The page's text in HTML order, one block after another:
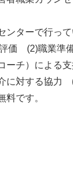
ンターで行っ
評価 (2)職業準
ーチ）による
に対する協力
です。